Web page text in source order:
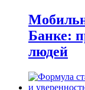
Банке:
людей